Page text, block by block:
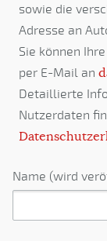
sowie die
Adresse an
Sie können
per E-Mail an
Detaillierte
Nutzerdaten
Name (wird